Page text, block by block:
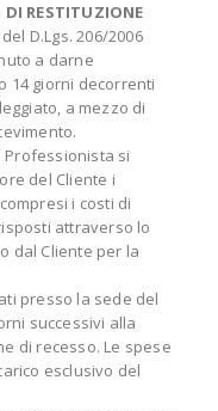
DI RESTITUZIONE
D.Lgs. 206/2006
a darne
14 giorni decorrenti
a mezzo di
Professionista si
del Cliente i
i costi di
attraverso lo
dal Cliente per la
presso la sede del
successivi alla
di recesso. Le spese
esclusivo del